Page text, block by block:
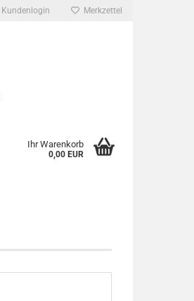
Kundenlogin Merkzettel
Ihr Warenkorb
0,00 EUR